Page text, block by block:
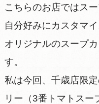
こちらのお店ではス
自分好みにカスタマ
オリジナルのスープ
す。
私は今回、千歳店限
リー（3番トマトスー